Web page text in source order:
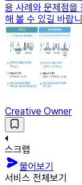
용 사례와 문제점을
해 볼 수 있길 바랍
Creative Owner
스크랩
물어보기
서비스 전체보기